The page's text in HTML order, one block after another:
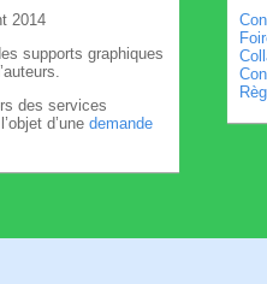
2014
supports graphiques
des services
d’une demande